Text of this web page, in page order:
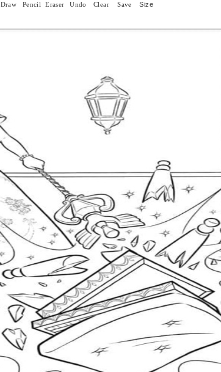
Draw Pencil Eraser Undo Clear Save Size